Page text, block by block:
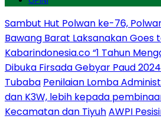
Sambut Hut Polwan ke-76,
Bawang Barat Laksanakan Goes
Kabarindonesia.co “1 Tahun
Dibuka Firsada Gebyar Paud
Tubaba Penilaian Lomba
dan K3W, lebih kepada
Kecamatan dan TiyuhAWPI